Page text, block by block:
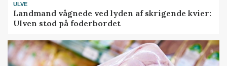
ULVE
Landmand vågnede ved lyden af skrigende kvier:
Ulven stod på foderbordet